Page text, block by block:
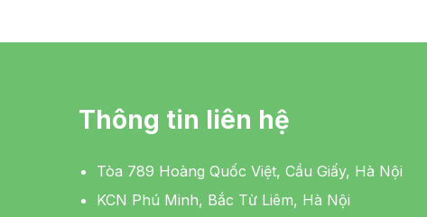
Thông tin liên hệ
Tòa 789 Hoàng Quốc Việt, Cầu Giấy, Hà Nội
KCN Phú Minh, Bắc Từ Liêm, Hà Nội